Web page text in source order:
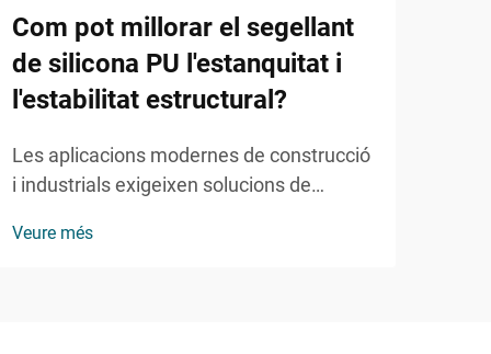
Com pot millorar el segellant
de silicona PU l'estanquitat i
l'estabilitat estructural?
Les aplicacions modernes de construcció
i industrials exigeixen solucions de
condicions meteorològiques extremes
Veure més